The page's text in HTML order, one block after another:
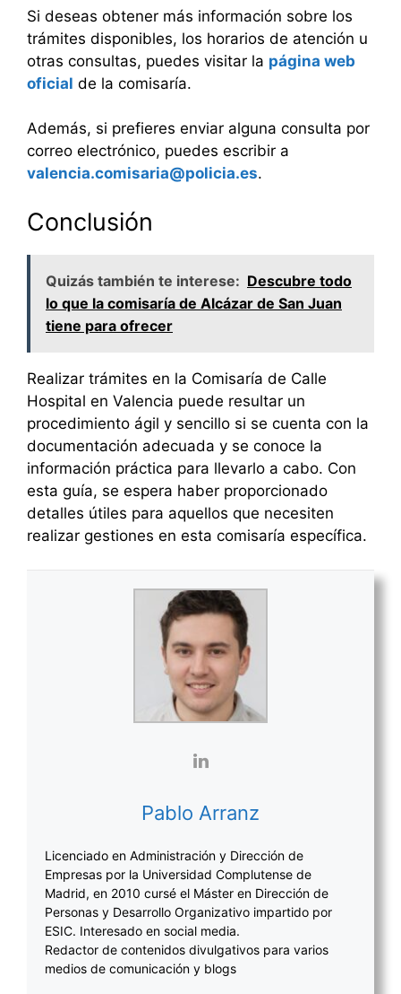
Si deseas obtener más información sobre los
trámites disponibles, los horarios de atención u
otras consultas, puedes visitar la página web
oficial de la comisaría.
Además, si prefieres enviar alguna consulta por
correo electrónico, puedes escribir a
valencia.comisaria@policia.es.
Conclusión
Quizás también te interese: Descubre todo
lo que la comisaría de Alcázar de San Juan
tiene para ofrecer
Realizar trámites en la Comisaría de Calle
Hospital en Valencia puede resultar un
procedimiento ágil y sencillo si se cuenta con la
documentación adecuada y se conoce la
información práctica para llevarlo a cabo. Con
esta guía, se espera haber proporcionado
detalles útiles para aquellos que necesiten
realizar gestiones en esta comisaría específica.
Pablo Arranz
Licenciado en Administración y Dirección de
Empresas por la Universidad Complutense de
Madrid, en 2010 cursé el Máster en Dirección de
Personas y Desarrollo Organizativo impartido por
ESIC. Interesado en social media.
Redactor de contenidos divulgativos para varios
medios de comunicación y blogs